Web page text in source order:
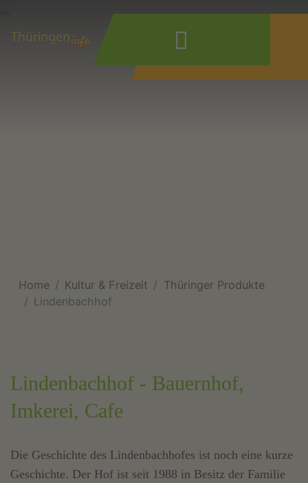
Wonach suchen
Home Kultur & Freizeit
Thüringer Produkte
Lindenbachhof
Lindenbachhof - Bauernhof,
Imkerei, Cafe
Die Geschichte des Lindenbachhofes ist noch eine kurze
Geschichte. Der Hof ist seit 1988 in Besitz der Familie